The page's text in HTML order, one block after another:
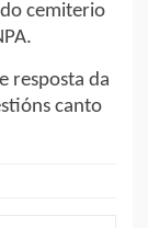
cemiterio
resposta da
canto